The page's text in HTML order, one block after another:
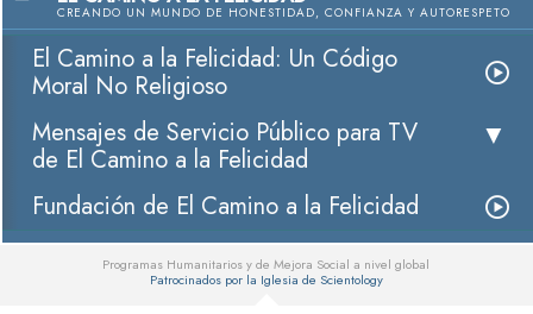
CREANDO UN MUNDO DE HONESTIDAD, CONFIANZA Y AUTORESPETO
El Camino a la Felicidad: Un Código
Moral No Religioso
Mensajes de Servicio Público para TV
de El Camino a la Felicidad
Fundación de El Camino a la Felicidad
Programas Humanitarios y de Mejora Social a nivel global
Patrocinados por la Iglesia de Scientology